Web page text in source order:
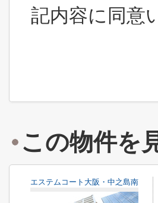
記内容に同意
この物件を
エステムコート大阪・中之島南